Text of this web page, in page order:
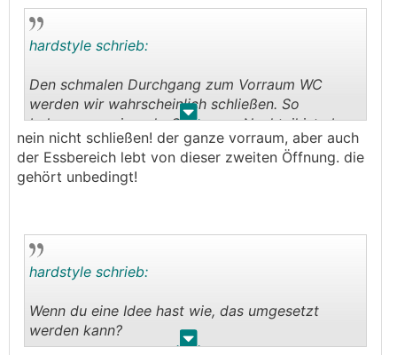
. .
hardstyle schrieb:
Den schmalen Durchgang zum Vorraum WC
werden wir wahrscheinlich schließen. So
bekommen wir mehr Stauraum. Nachteil ist eben,
das WC über den Schmutzbereich erschließen zu
müssen.
nein nicht schließen! der ganze vorraum, aber auch
der Essbereich lebt von dieser zweiten Öffnung. die
gehört unbedingt!
. .
hardstyle schrieb:
Wenn du eine Idee hast wie, das umgesetzt
werden kann?